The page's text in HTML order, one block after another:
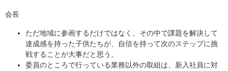
会長
ただ地域に参画するだけではなく、その中で課題を解決して
達成感を持った子供たちが、自信を持って次のステップに挑
戦することが大事だと思う。
委員のところで行っている業務以外の取組は、新入社員に対